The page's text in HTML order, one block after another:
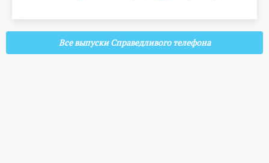
Все выпуски Справедливого телефона